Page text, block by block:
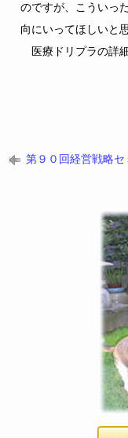
のですが、こういっ
向にいってほしいと
医療ドリプラの詳
第９０回経営戦略セ